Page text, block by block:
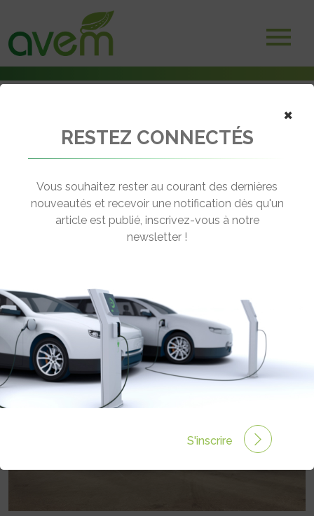
Voitures électriques
MERCEDES CLASSE C 300E BREAK
[wppr_avg_rating id="41446"]
Prix :€
×
RESTEZ CONNECTÉS
Vous souhaitez rester au courant des dernières
nouveautés et recevoir une notification dès qu'un
article est publié, inscrivez-vous à notre
newsletter !
S'inscrire